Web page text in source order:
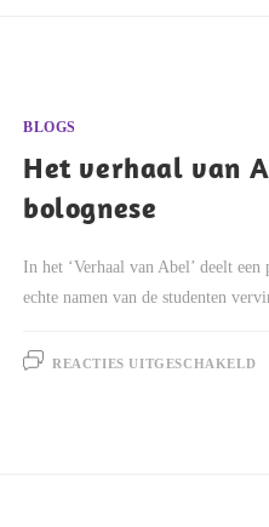
BLOGS
Het verhaal van
bolognese
In het ‘Verhaal van Abel’ deelt
echte namen van de studenten
REACTIES UITGESCHAKELD